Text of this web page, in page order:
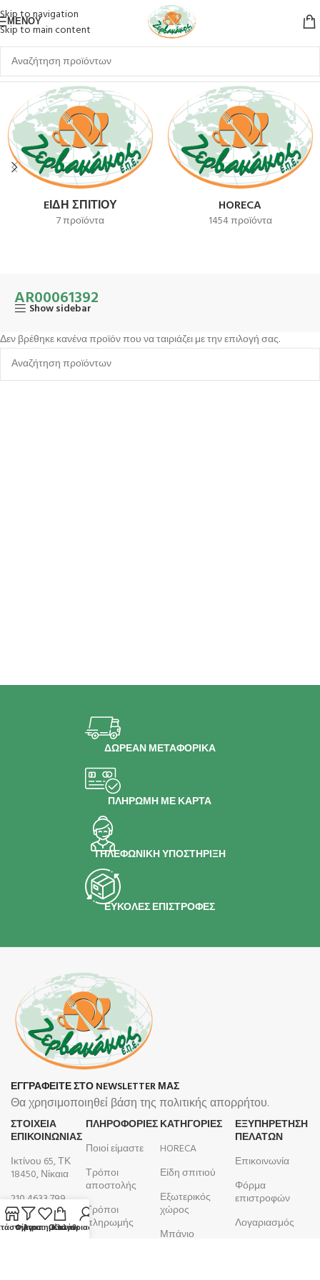
Skip to navigation
Skip to main content
ΜΕΝΟΎ
Αρχική σελίδα Προϊόν SKU AR00061392
EΊΔΗ ΣΠΙΤΙΟΎ
7 προϊόντα
HORECA
1454 προϊόντα
AR00061392
Show sidebar
Δεν βρέθηκε κανένα προϊόν που να ταιριάζει με την επιλογή σας.
ΔΩΡΕΑΝ ΜΕΤΑΦΟΡΙΚΑ
ΠΛΗΡΩΜΗ ΜΕ ΚΑΡΤΑ
ΤΗΛΕΦΩΝΙΚΗ ΥΠΟΣΤΗΡΙΞΗ
ΕΥΚΟΛΕΣ ΕΠΙΣΤΡΟΦΕΣ
ΕΓΓΡΑΦΕΙΤΕ ΣΤΟ NEWSLETTER ΜΑΣ
Θα χρησιμοποιηθεί βάση της πολιτικής απορρήτου.
ΣΤΟΙΧΕΙΑ
ΕΠΙΚΟΙΝΩΝΙΑΣ
Ικτίνου 65, ΤΚ
18450, Νίκαια
210 4633 799
Δευτέρα -
Παρασκευή
ΠΛΗΡΟΦΟΡΊΕΣ
Ποιοί είμαστε
Τρόποι
αποστολής
Τρόποι
πληρωμής
ΚΑΤΗΓΟΡΙΕΣ
HORECA
Είδη σπιτιού
Εξωτερικός
χώρος
Μπάνιο
ΕΞΥΠΗΡΕΤΗΣΗ
ΠΕΛΑΤΩΝ
Επικοινωνία
Φόρμα
επιστροφών
Λογαριασμός
Φίλτρα
ΑγαπημέναΚαλάθι
Ο λογαριασμός μου